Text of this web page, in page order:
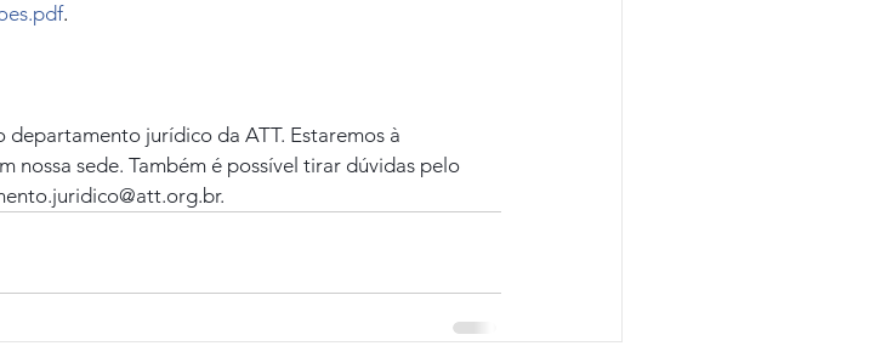
.
jurídico da ATT. Estaremos à
nossa sede. Também é possível tirar dúvidas pelo